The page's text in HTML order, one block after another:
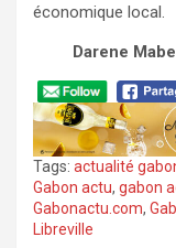
économique local.
Darene
Tags: actualité
Gabon actu, gabon
Gabonactu.com,
Libreville